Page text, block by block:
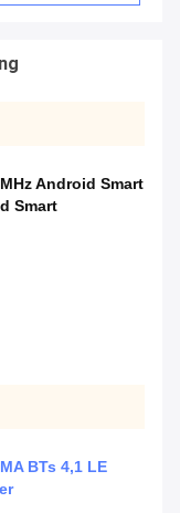
Android Smart
Smart
BTs 4,1 LE